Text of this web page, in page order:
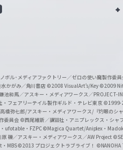
Y
b
e
O
f
f
ボル･メディアファクトリー／ゼロの使い魔製作委
かがみ／角川書店 ©2008 VisualArt's/Key ©2009
池和馬／アスキー・メディアワークス／PROJECT-
フェアリーテイル製作ギルド・テレビ東京 ©1999-
橋弥七郎/アスキー・メディアワークス/『灼眼のシ
委員会 ©西尾維新／講談社・アニプレックス・シャ
ufotable・FZPC ©Magica Quartet/Aniplex・
礫／アスキー・メディアワークス／AW Project
MBS ©2013 プロジェクトラブライブ！ ©NANOHA